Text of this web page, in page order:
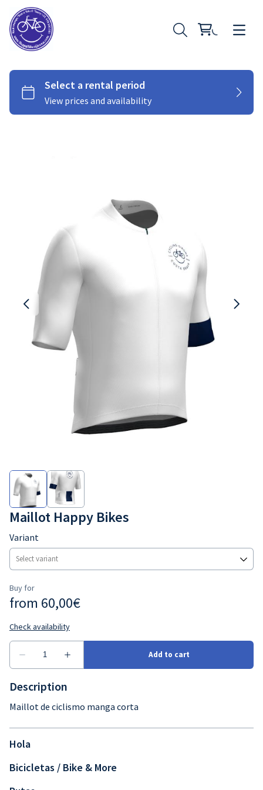
Maillot Happy Bikes
Variant
Description
Maillot de ciclismo manga corta
Hola
Bicicletas / Bike & More